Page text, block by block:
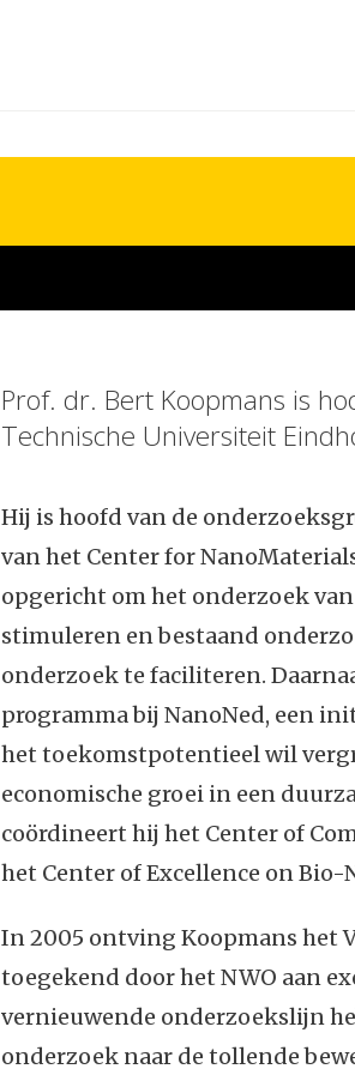
Prof. dr. Bert Koopmans is
Technische Universiteit
Hij is hoofd van de
van het Center for
opgericht om het onderzoek
stimuleren en bestaand
onderzoek te faciliteren.
programma bij NanoNed, een
het toekomstpotentieel wil
economische groei in een
coördineert hij het Center of
het Center of Excellence on
In 2005 ontving Koopmans het
toegekend door het NWO aan
vernieuwende onderzoekslijn
onderzoek naar de tollende